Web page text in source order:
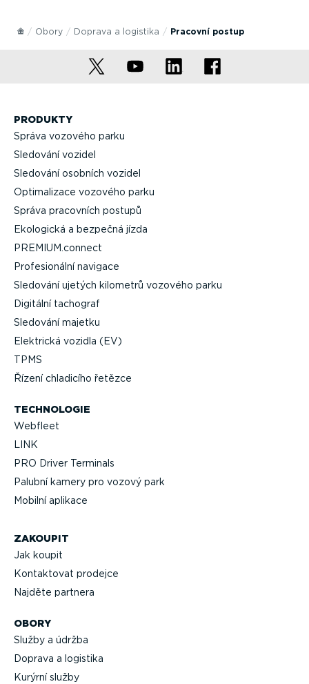
Obory Doprava a logistika Pracovní postup
PRODUKTY
Správa vozového parku
Sledování vozidel
Sledování osobních vozidel
Optima­lizace vozového parku
Správa pracovních postupů
Ekologická a bezpečná jízda
PREMIUM.connect
Profe­si­o­nální navigace
Sledování ujetých kilometrů vozového parku
Digitální tachograf
Sledování majetku
Elektrická vozidla (EV)
TPMS
Řízení chladicího řetězce
TECHNOLOGIE
Webfleet
LINK
PRO Driver Terminals
Palubní kamery pro vozový park
Mobilní aplikace
ZAKOUPIT
Jak koupit
Kontaktovat prodejce
Najděte partnera
OBORY
Služby a údržba
Doprava a logistika
Kurýrní služby